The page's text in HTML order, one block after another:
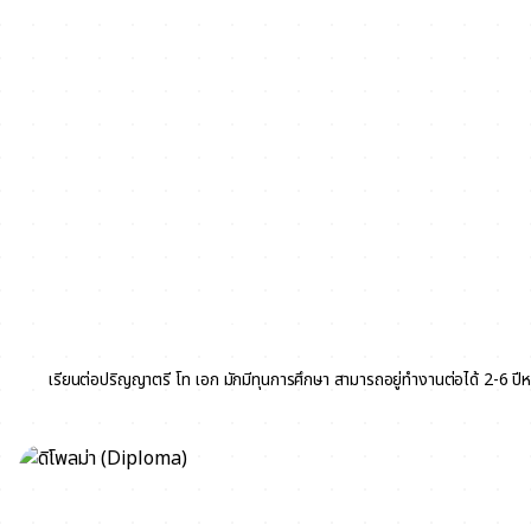
เรียนต่อปริญญาตรี โท เอก มักมีทุนการศึกษา สามารถอยู่ทำงานต่อได้ 2-6 ปีห